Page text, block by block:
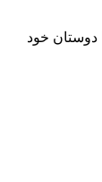
دوستان خود